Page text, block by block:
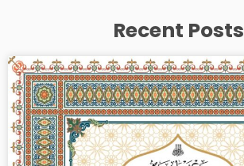
Recent Posts